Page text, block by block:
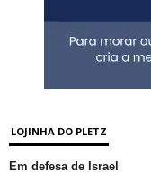
LOJINHA DO PLETZ
Em defesa de Israel